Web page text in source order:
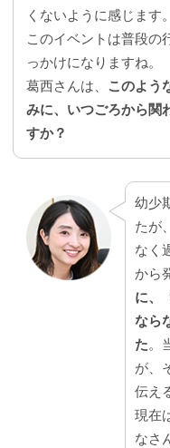
くないように感じます
このイベントは普段の
っかけになりますね。
葛西さんは、 このよう
みに、いつごろから関
すか？
幼少
たが
なく
から
に、
なら
た。
が、
伝え
現在
なさ